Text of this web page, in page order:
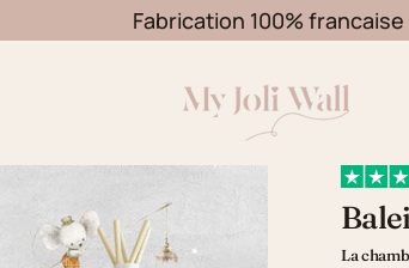
Fabrication 100% francaise
La